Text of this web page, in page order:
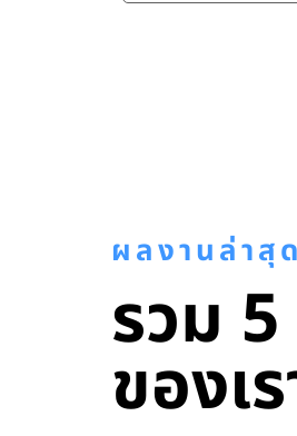
ผลงานล่าสุด
รวม
ของเ